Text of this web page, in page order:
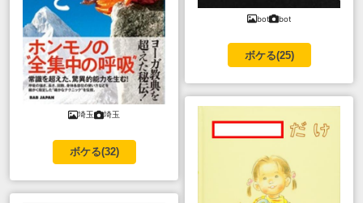
埼玉 埼玉
ボケる(32)
bot bot
ボケる(25)